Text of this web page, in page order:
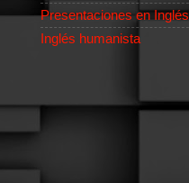
Presentaciones en Inglés
Inglés humanista